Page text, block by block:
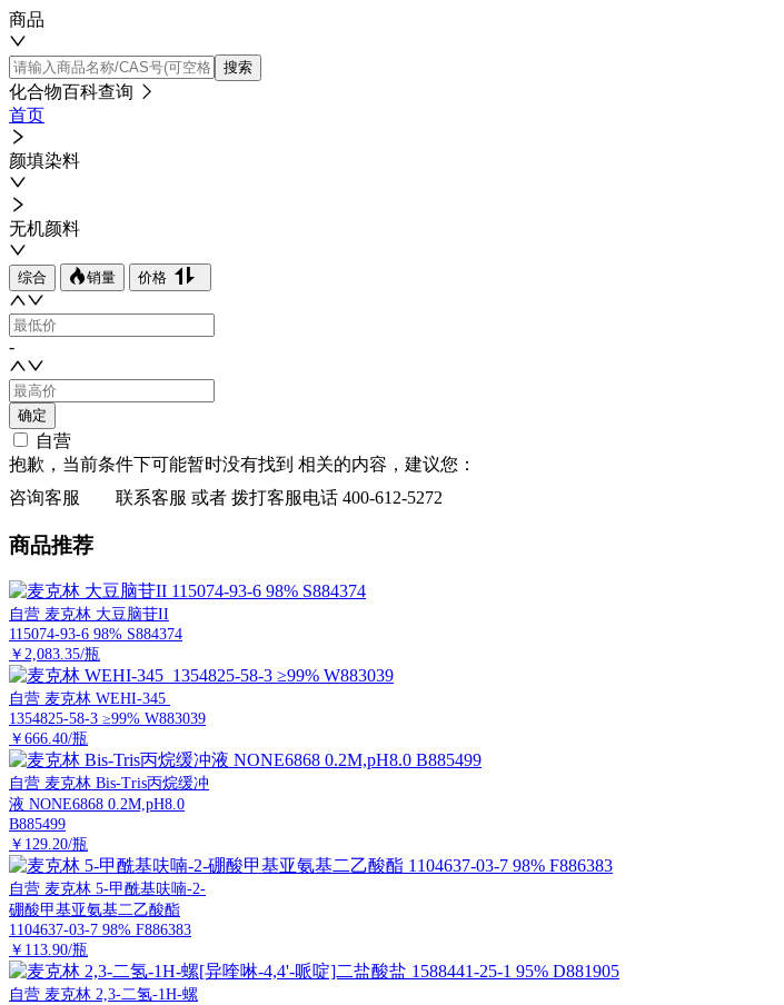
商品
搜索
化合物百科查询
首页
颜填染料
无机颜料
综合 销量 价格
-
确定
自营
抱歉，当前条件下可能暂时没有找到 相关的内容，建议您：
咨询客服
联系客服 或者 拨打客服电话 400-612-5272
商品推荐
自营 麦克林 大豆脑苷II
115074-93-6 98% S884374
￥2,083.35/瓶
自营 麦克林 WEHI-345
1354825-58-3 ≥99% W883039
￥666.40/瓶
自营 麦克林 Bis-Tris丙烷缓冲
液 NONE6868 0.2M,pH8.0
B885499
￥129.20/瓶
自营 麦克林 5-甲酰基呋喃-2-
硼酸甲基亚氨基二乙酸酯
1104637-03-7 98% F886383
￥113.90/瓶
自营 麦克林 2,3-二氢-1H-螺